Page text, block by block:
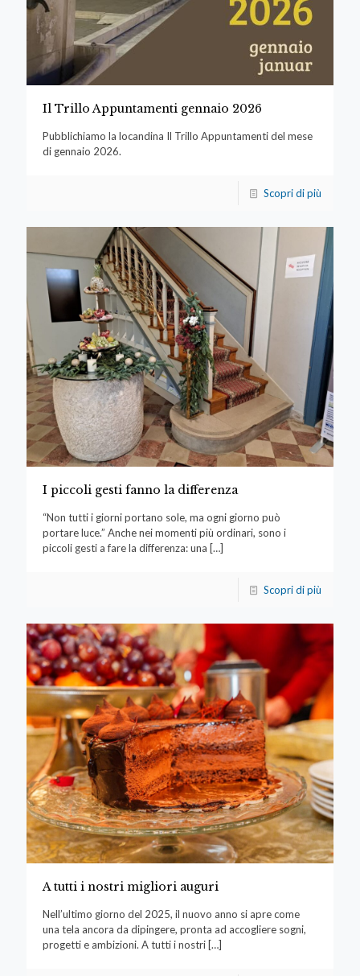
Il Trillo Appuntamenti gennaio 2026
Pubblichiamo la locandina Il Trillo Appuntamenti del mese
di gennaio 2026.
Scopri di più
I piccoli gesti fanno la differenza
“Non tutti i giorni portano sole, ma ogni giorno può
portare luce.” Anche nei momenti più ordinari, sono i
piccoli gesti a fare la differenza: una […]
Scopri di più
A tutti i nostri migliori auguri
Nell’ultimo giorno del 2025, il nuovo anno si apre come
una tela ancora da dipingere, pronta ad accogliere sogni,
progetti e ambizioni. A tutti i nostri […]